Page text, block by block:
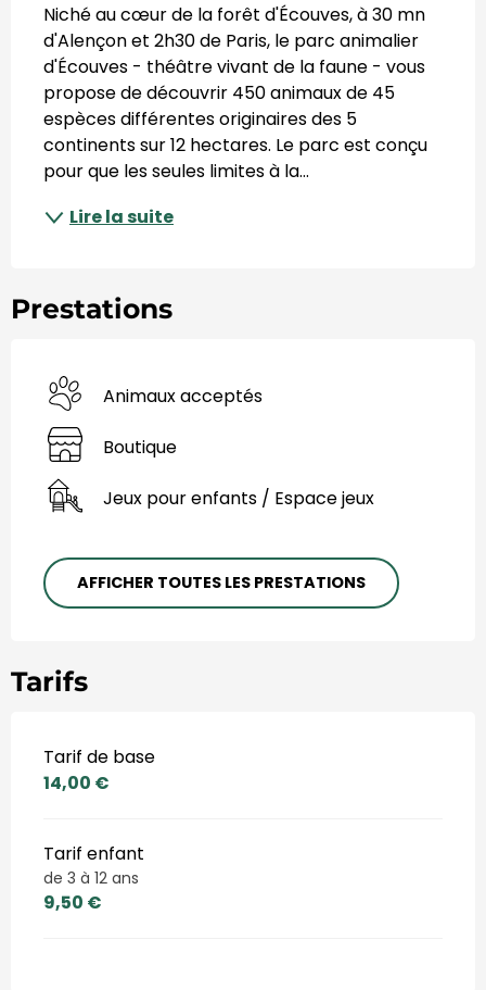
Niché au cœur de la forêt d'Écouves, à 30 mn
d'Alençon et 2h30 de Paris, le parc animalier
d'Écouves - théâtre vivant de la faune - vous
propose de découvrir 450 animaux de 45
espèces différentes originaires des 5
continents sur 12 hectares. Le parc est conçu
pour que les seules limites à la...
Lire la suite
Prestations
Animaux acceptés
Boutique
Jeux pour enfants / Espace jeux
AFFICHER TOUTES LES PRESTATIONS
Tarifs
Tarif de base
14,00 €
Tarif enfant
de 3 à 12 ans
9,50 €